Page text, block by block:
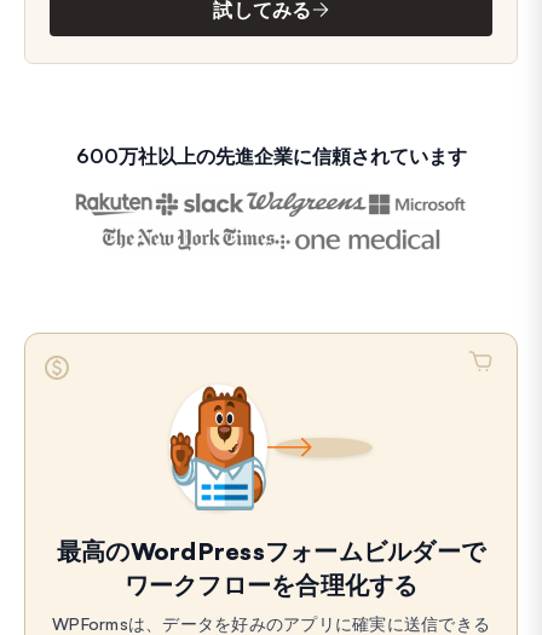
試してみる
600万社以上の先進企業に信頼されています
最高のWordPressフォームビルダーで
ワークフローを合理化する
WPFormsは、データを好みのアプリに確実に送信できる